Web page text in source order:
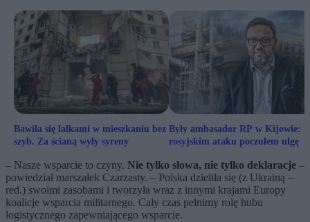
Bawiła się lalkami w mieszkaniu bez
szyb. Za ścianą wyły syreny
Były ambasador RP w Kijowie:
rosyjskim ataku poczułem ulgę
– Nasze wsparcie to czyny. Nie tylko słowa, nie tylko deklaracje –
powiedział marszałek Czarzasty. – Polska dzieliła się (z Ukrainą –
red.) swoimi zasobami i tworzyła wraz z innymi krajami Europy
koalicje wsparcia militarnego. Cały czas pełnimy rolę hubu
logistycznego zapewniającego wsparcie.